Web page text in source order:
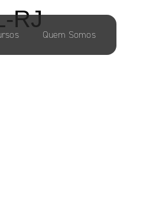
Quem Somos
RJ